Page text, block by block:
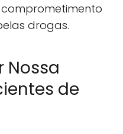
drogas.
Nossa
de